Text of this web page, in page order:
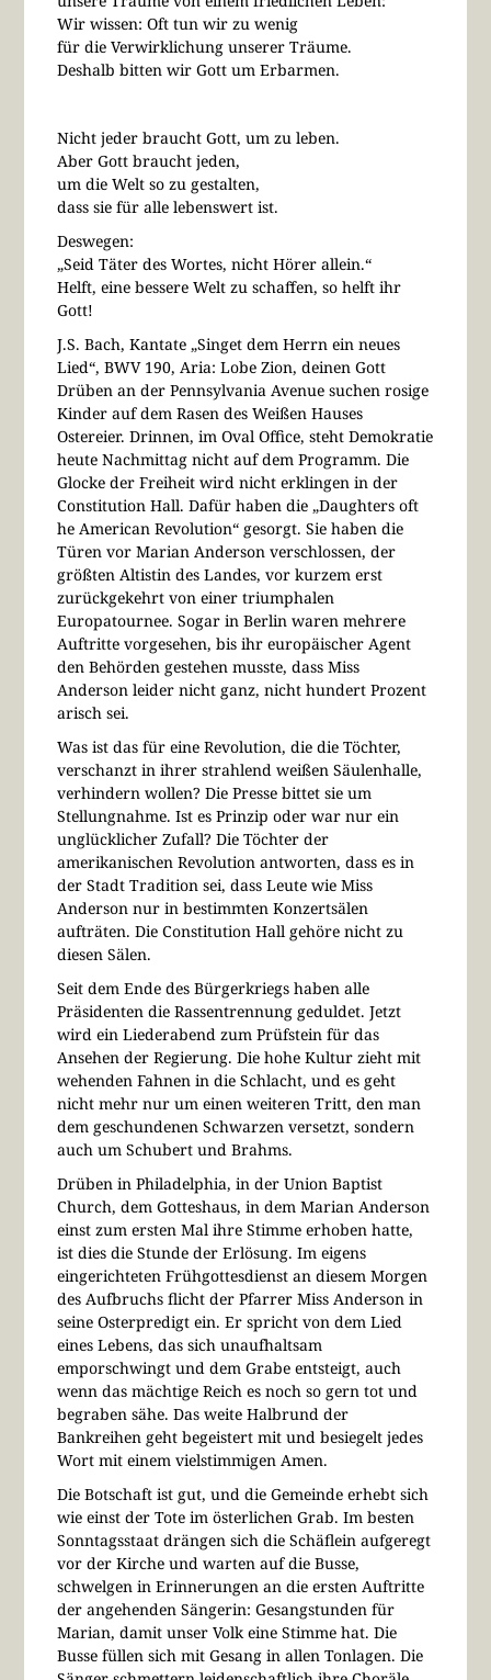
Wir wissen: Oft tun wir zu wenig
für die Verwirklichung unserer Träume.
Deshalb bitten wir Gott um Erbarmen.
Nicht jeder braucht Gott, um zu leben.
Aber Gott braucht jeden,
um die Welt so zu gestalten,
dass sie für alle lebenswert ist.
Deswegen:
„Seid Täter des Wortes, nicht Hörer allein.“
Helft, eine bessere Welt zu schaffen, so helft ihr
Gott!
J.S. Bach, Kantate „Singet dem Herrn ein neues
Lied“, BWV 190, Aria: Lobe Zion, deinen Gott
Drüben an der Pennsylvania Avenue suchen rosige
Kinder auf dem Rasen des Weißen Hauses
Ostereier. Drinnen, im Oval Office, steht Demokratie
heute Nachmittag nicht auf dem Programm. Die
Glocke der Freiheit wird nicht erklingen in der
Constitution Hall. Dafür haben die „Daughters oft
he American Revolution“ gesorgt. Sie haben die
Türen vor Marian Anderson verschlossen, der
größten Altistin des Landes, vor kurzem erst
zurückgekehrt von einer triumphalen
Europatournee. Sogar in Berlin waren mehrere
Auftritte vorgesehen, bis ihr europäischer Agent
den Behörden gestehen musste, dass Miss
Anderson leider nicht ganz, nicht hundert Prozent
arisch sei.
Was ist das für eine Revolution, die die Töchter,
verschanzt in ihrer strahlend weißen Säulenhalle,
verhindern wollen? Die Presse bittet sie um
Stellungnahme. Ist es Prinzip oder war nur ein
unglücklicher Zufall? Die Töchter der
amerikanischen Revolution antworten, dass es in
der Stadt Tradition sei, dass Leute wie Miss
Anderson nur in bestimmten Konzertsälen
aufträten. Die Constitution Hall gehöre nicht zu
diesen Sälen.
Seit dem Ende des Bürgerkriegs haben alle
Präsidenten die Rassentrennung geduldet. Jetzt
wird ein Liederabend zum Prüfstein für das
Ansehen der Regierung. Die hohe Kultur zieht mit
wehenden Fahnen in die Schlacht, und es geht
nicht mehr nur um einen weiteren Tritt, den man
dem geschundenen Schwarzen versetzt, sondern
auch um Schubert und Brahms.
Drüben in Philadelphia, in der Union Baptist
Church, dem Gotteshaus, in dem Marian Anderson
einst zum ersten Mal ihre Stimme erhoben hatte,
ist dies die Stunde der Erlösung. Im eigens
eingerichteten Frühgottesdienst an diesem Morgen
des Aufbruchs flicht der Pfarrer Miss Anderson in
seine Osterpredigt ein. Er spricht von dem Lied
eines Lebens, das sich unaufhaltsam
emporschwingt und dem Grabe entsteigt, auch
wenn das mächtige Reich es noch so gern tot und
begraben sähe. Das weite Halbrund der
Bankreihen geht begeistert mit und besiegelt jedes
Wort mit einem vielstimmigen Amen.
Die Botschaft ist gut, und die Gemeinde erhebt sich
wie einst der Tote im österlichen Grab. Im besten
Sonntagsstaat drängen sich die Schäflein aufgeregt
vor der Kirche und warten auf die Busse,
schwelgen in Erinnerungen an die ersten Auftritte
der angehenden Sängerin: Gesangstunden für
Marian, damit unser Volk eine Stimme hat. Die
Busse füllen sich mit Gesang in allen Tonlagen. Die